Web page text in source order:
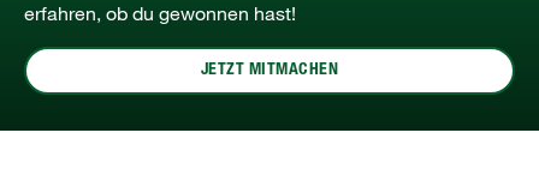
erfahren, ob du gewonnen hast!
JETZT MITMACHEN